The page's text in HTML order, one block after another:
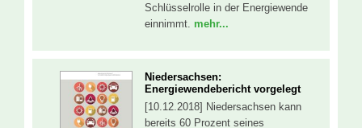
Schlüsselrolle in der Energiewende
einnimmt. mehr...
Niedersachsen:
Energiewendebericht vorgelegt
[10.12.2018] Niedersachsen kann
bereits 60 Prozent seines